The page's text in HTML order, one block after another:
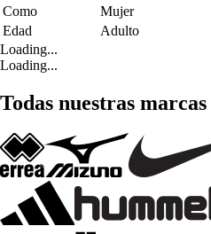
Como
Mujer
Edad
Adulto
Loading...
Loading...
Todas nuestras marcas